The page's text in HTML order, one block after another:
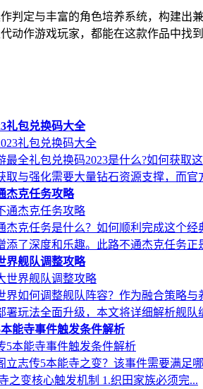
判定与丰富的角色培养系统，构建出
动作游戏玩家，都能在这款作品中找
礼包兑换码大全
最全礼包兑换码2023是什么?如何获取
取与强化需要大量钻石资源支撑，而官
杰克任务攻略
杰克任务是什么？如何顺利完成这个
添了深度和乐趣。此路不通杰克任务正
界舰队调整攻略
界如何调整舰队阵容？作为融合策略
署玩法全面升级，本文将详细解析舰队
能寺事件触发条件解析
立志传5本能寺之变？该事件需要满足
之变核心触发机制 1.织田家族必须完...